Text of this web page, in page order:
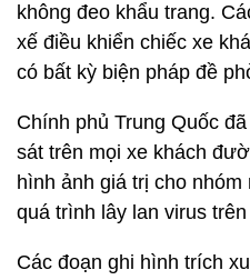
không đeo khẩu trang.
xế điều khiển chiếc xe
có bất kỳ biện pháp đề
Chính phủ Trung Quốc
sát trên mọi xe khách
hình ảnh giá trị cho
quá trình lây lan virus
Các đoạn ghi hình trích